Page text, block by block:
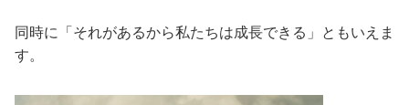
同時に「それがあるから私たちは成長できる」ともいえま
す。